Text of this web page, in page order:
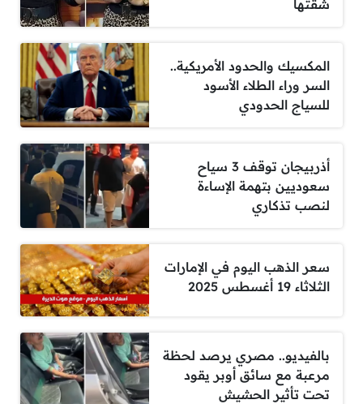
شقتها
المكسيك والحدود الأمريكية..
السر وراء الطلاء الأسود
للسياج الحدودي
أذربيجان توقف 3 سياح
سعوديين بتهمة الإساءة
لنصب تذكاري
سعر الذهب اليوم في الإمارات
الثلاثاء 19 أغسطس 2025
بالفيديو.. مصري يرصد لحظة
مرعبة مع سائق أوبر يقود
تحت تأثير الحشيش